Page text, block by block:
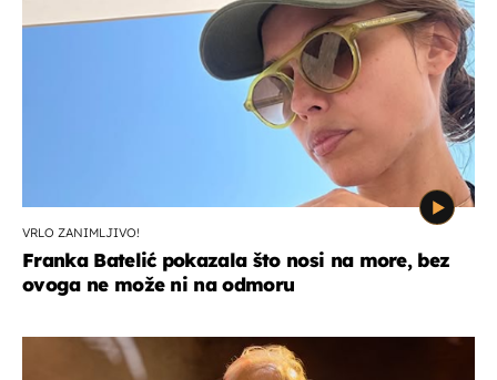
VRLO ZANIMLJIVO!
Franka Batelić pokazala što nosi na more, bez
ovoga ne može ni na odmoru